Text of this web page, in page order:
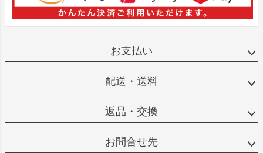
お支払い
配送・送料
返品・交換
お問合せ先